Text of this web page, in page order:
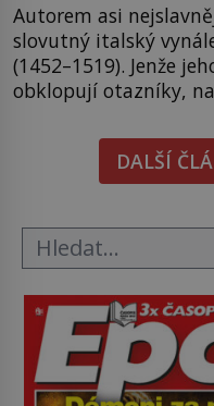
Autorem asi
slovutný italský
(1452–1519). Jenže
obklopují otazníky,
pověsil Napoleon?
Bonaparte
tak si ji ještě jako
DALŠÍ